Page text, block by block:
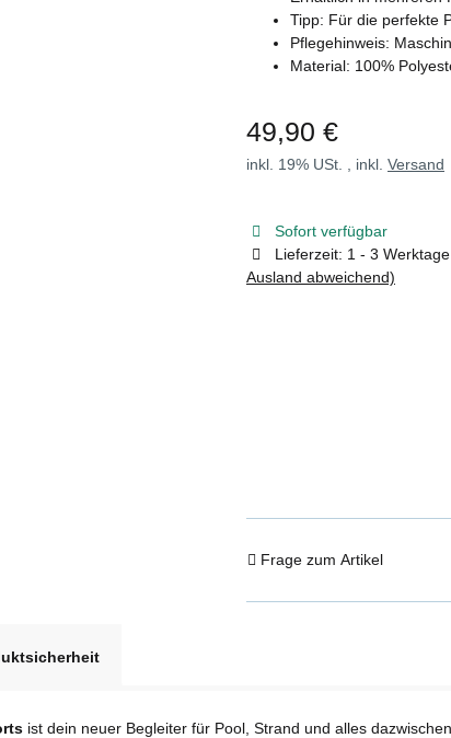
Tipp: Für die perfekte
Pflegehinweis:
Material: 100%
49,90 €
inkl. 19% USt. , inkl. Versand
Sofort verfügbar
Lieferzeit: 1 - 3 Werktage
Ausland abweichend)
Frage zum Artikel
ist dein neuer Begleiter für Pool, Strand und alles dazwischen.